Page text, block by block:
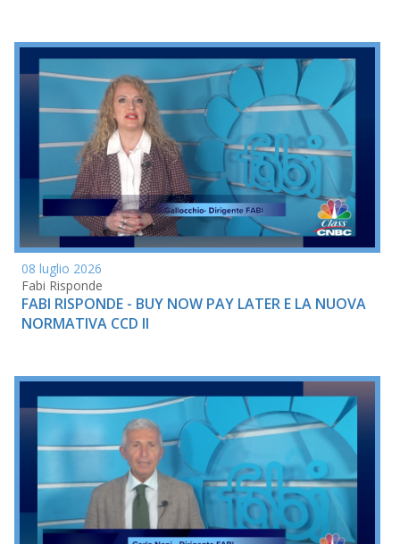
08 luglio 2026
Fabi Risponde
FABI RISPONDE - BUY NOW PAY LATER E LA NUOVA
NORMATIVA CCD II